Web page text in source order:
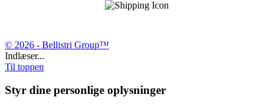
© 2026 - Bellistri Group™
Indlæser...
Til toppen
Styr dine personlige oplysninger